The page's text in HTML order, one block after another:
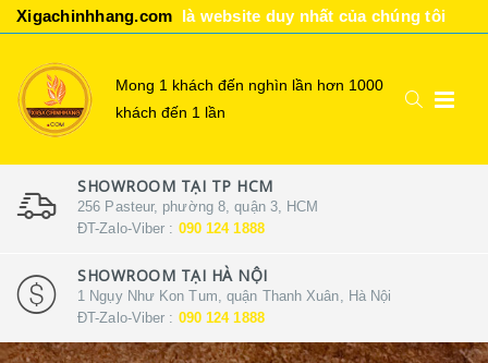
Xigachinhhang.com là website duy nhất của chúng tôi
Mong 1 khách đến nghìn lần hơn 1000
khách đến 1 lần
SHOWROOM TẠI TP HCM
256 Pasteur, phường 8, quận 3, HCM
ĐT-Zalo-Viber : 090 124 1888
SHOWROOM TẠI HÀ NỘI
1 Ngụy Như Kon Tum, quận Thanh Xuân, Hà Nội
ĐT-Zalo-Viber : 090 124 1888